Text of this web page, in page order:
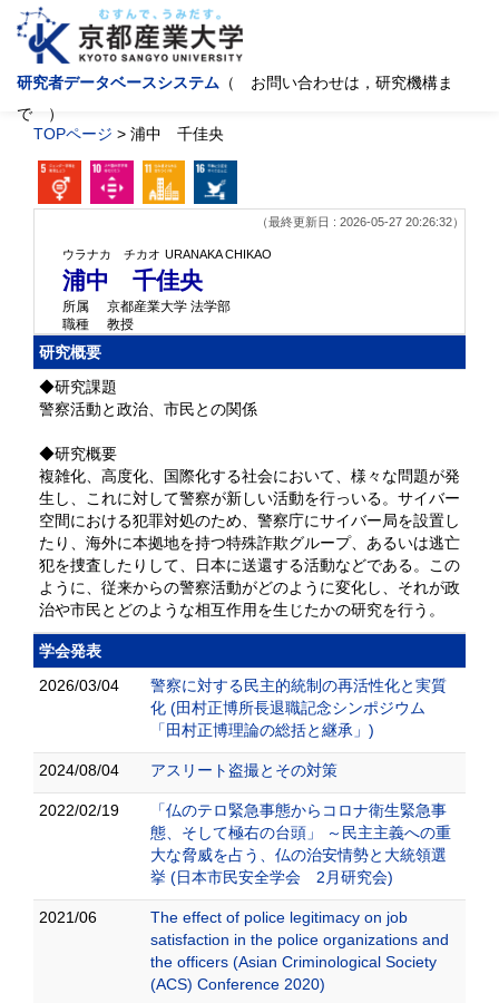
研究者データベースシステム （ お問い合わせは，研究機構ま
で ）
TOPページ > 浦中 千佳央
（最終更新日 : 2026-05-27 20:26:32）
ウラナカ チカオ URANAKA CHIKAO
浦中 千佳央
所属
京都産業大学 法学部
職種
教授
研究概要
◆研究課題
警察活動と政治、市民との関係
◆研究概要
複雑化、高度化、国際化する社会において、様々な問題が発
生し、これに対して警察が新しい活動を行っいる。サイバー
空間における犯罪対処のため、警察庁にサイバー局を設置し
たり、海外に本拠地を持つ特殊詐欺グループ、あるいは逃亡
犯を捜査したりして、日本に送還する活動などである。この
ように、従来からの警察活動がどのように変化し、それが政
治や市民とどのような相互作用を生じたかの研究を行う。
学会発表
2026/03/04
警察に対する民主的統制の再活性化と実質
化 (田村正博所長退職記念シンポジウム
「田村正博理論の総括と継承」)
2024/08/04 アスリート盗撮とその対策
2022/02/19
「仏のテロ緊急事態からコロナ衛生緊急事
態、そして極右の台頭」 ～民主主義への重
大な脅威を占う、仏の治安情勢と大統領選
挙 (日本市民安全学会 2月研究会)
2021/06
The effect of police legitimacy on job
satisfaction in the police organizations and
the officers (Asian Criminological Society
(ACS) Conference 2020)